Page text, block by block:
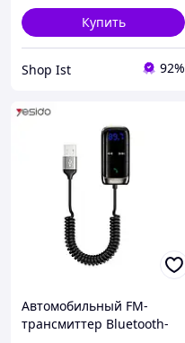
Купить
Shop Ist 92%
Автомобильный FM-
трансмиттер Bluetooth-